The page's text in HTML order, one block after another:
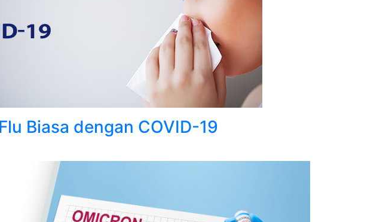
Biasa dengan COVID-19